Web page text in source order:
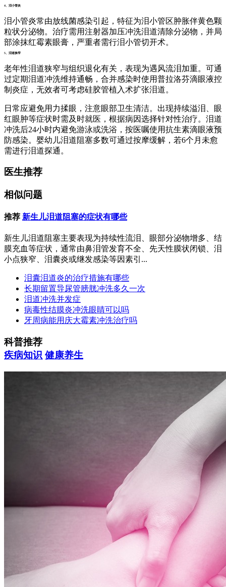
4、泪小管炎
泪小管炎常由放线菌感染引起，特征为泪小管区肿胀伴黄色颗
粒状分泌物。治疗需用注射器加压冲洗泪道清除分泌物，并局
部涂抹红霉素眼膏，严重者需行泪小管切开术。
5、泪道狭窄
老年性泪道狭窄与组织退化有关，表现为遇风流泪加重。可通
过定期泪道冲洗维持通畅，合并感染时使用普拉洛芬滴眼液控
制炎症，无效者可考虑硅胶管植入术扩张泪道。
日常应避免用力揉眼，注意眼部卫生清洁。出现持续溢泪、眼
红眼肿等症状时需及时就医，根据病因选择针对性治疗。泪道
冲洗后24小时内避免游泳或洗浴，按医嘱使用抗生素滴眼液预
防感染。婴幼儿泪道阻塞多数可通过按摩缓解，若6个月未愈
需进行泪道探通。
医生推荐
相似问题
推荐 新生儿泪道阻塞的症状有哪些
新生儿泪道阻塞主要表现为持续性流泪、眼部分泌物增多、结
膜充血等症状，通常由鼻泪管发育不全、先天性膜状闭锁、泪
小点狭窄、泪囊炎或继发感染等因素引...
泪囊泪道炎的治疗措施有哪些
长期留置导尿管膀胱冲洗多久一次
泪道冲洗并发症
病毒性结膜炎冲洗眼睛可以吗
牙周病能用庆大霉素冲洗治疗吗
科普推荐
疾病知识 健康养生